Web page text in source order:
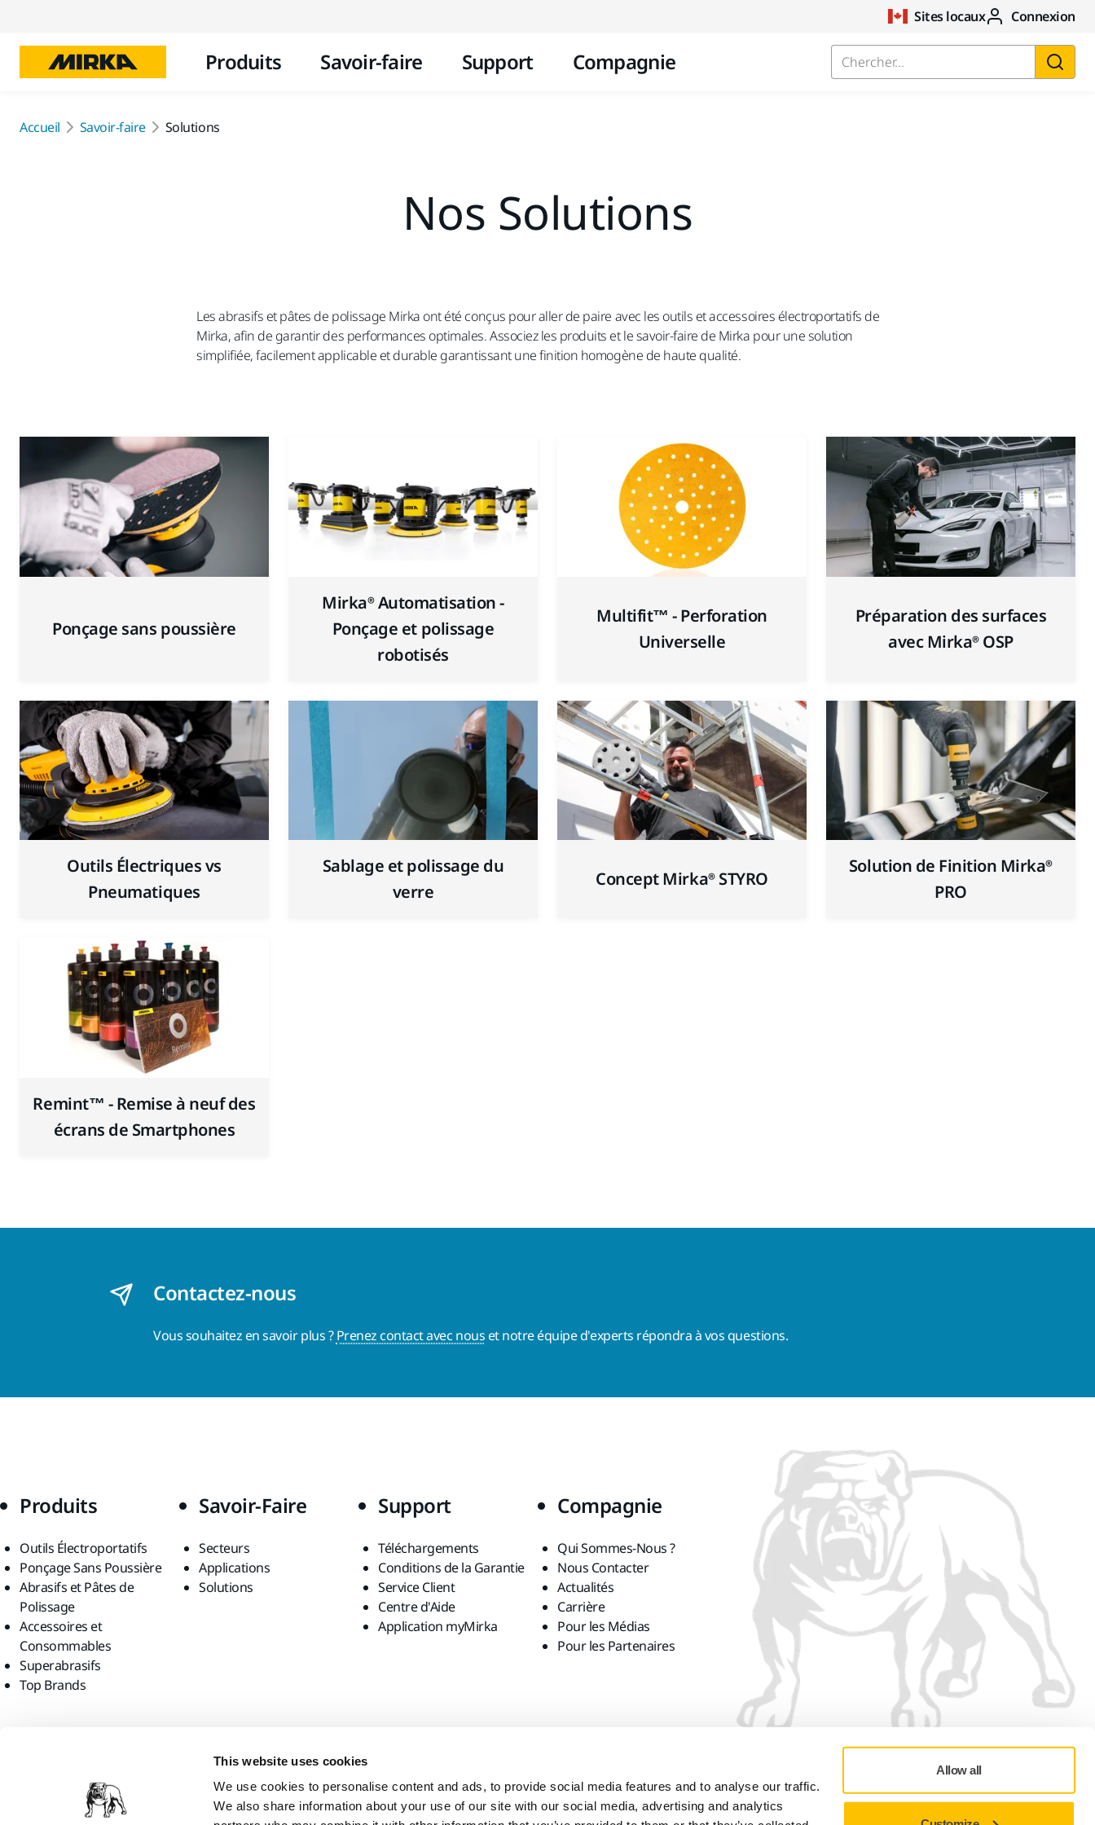
This website uses cookies
We use cookies to personalise content and ads, to provide social media features and to analyse our traffic.
We also share information about your use of our site with our social media, advertising and analytics
Allow all
Sites locaux Connexion
Produits Savoir-faire Support Compagnie Chercher...
Accueil Savoir-faire Solutions
Nos Solutions
Les abrasifs et pâtes de polissage Mirka ont été conçus pour aller de paire avec les outils et accessoires électroportatifs de
Mirka, afin de garantir des performances optimales. Associez les produits et le savoir-faire de Mirka pour une solution
simplifiée, facilement applicable et durable garantissant une finition homogène de haute qualité.
Ponçage sans poussière
Mirka® Automatisation -
Ponçage et polissage
robotisés
Multifit™ - Perforation
Universelle
Préparation des surfaces
avec Mirka® OSP
Outils Électriques vs
Pneumatiques
Sablage et polissage du
verre
Concept Mirka® STYRO
Solution de Finition Mirka®
PRO
Remint™ - Remise à neuf des
écrans de Smartphones
Contactez-nous
Vous souhaitez en savoir plus ?Prenez contact avec nous et notre équipe d'experts répondra à vos questions.
Produits
Outils Électroportatifs
Ponçage Sans Poussière
Abrasifs et Pâtes de
Polissage
Accessoires et
Consommables
Superabrasifs
Top Brands
Savoir-Faire
Secteurs
Applications
Solutions
Support
Téléchargements
Conditions de la Garantie
Service Client
Centre d'Aide
Application myMirka
Compagnie
Qui Sommes-Nous ?
Nous Contacter
Actualités
Carrière
Pour les Médias
Pour les Partenaires